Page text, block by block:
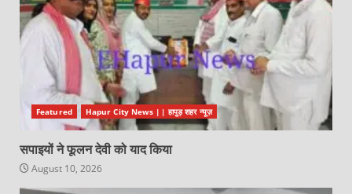
Featured Hapur City News || हापुड़ शहर न्यूज़
सपाइयों ने फूलन देवी को याद किया
August 10, 2026